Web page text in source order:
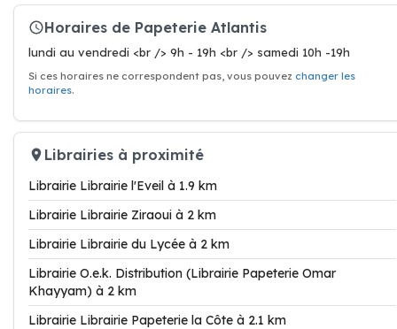
Horaires de Papeterie Atlantis
lundi au vendredi <br /> 9h - 19h <br /> samedi 10h -19h
Si ces horaires ne correspondent pas, vous pouvez changer les
horaires.
Librairies à proximité
Librairie Librairie l'Eveil à 1.9 km
Librairie Librairie Ziraoui à 2 km
Librairie Librairie du Lycée à 2 km
Librairie O.e.k. Distribution (Librairie Papeterie Omar
Khayyam) à 2 km
Librairie Librairie Papeterie la Côte à 2.1 km